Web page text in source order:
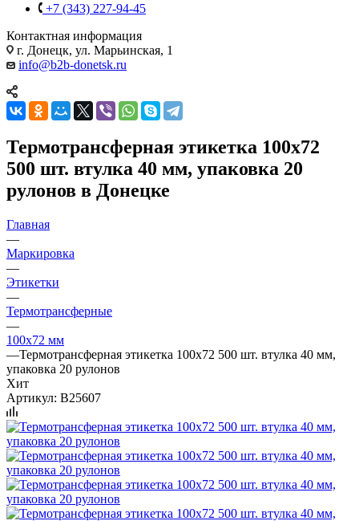
+7 (343) 227-94-45
Контактная информация
г. Донецк, ул. Марьинская, 1
info@b2b-donetsk.ru
Термотрансферная этикетка 100х72
500 шт. втулка 40 мм, упаковка 20
рулонов в Донецке
Главная
—
Маркировка
—
Этикетки
—
Термотрансферные
—
100х72 мм
—Термотрансферная этикетка 100х72 500 шт. втулка 40 мм,
упаковка 20 рулонов
Хит
Артикул: B25607